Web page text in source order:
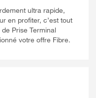
ultra rapide,
en profiter, c’est tout
Prise Terminal
votre offre Fibre.